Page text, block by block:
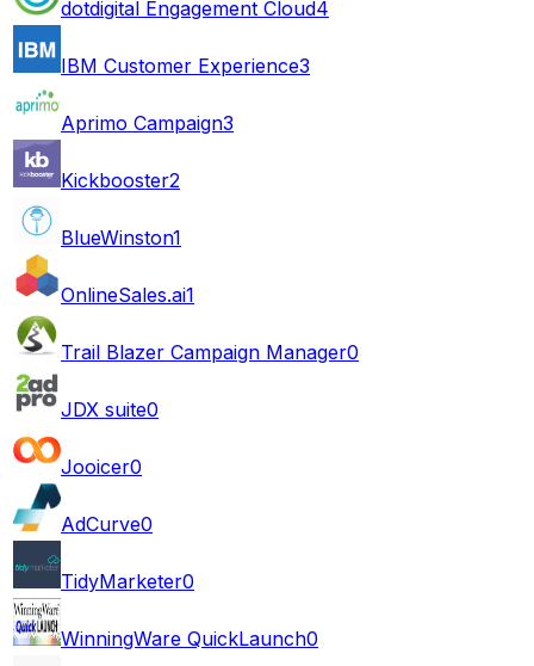
dotdigital Engagement Cloud4
IBM Customer Experience3
Aprimo Campaign3
Kickbooster2
BlueWinston1
OnlineSales.ai1
Trail Blazer Campaign Manager0
JDX suite0
Jooicer0
AdCurve0
TidyMarketer0
WinningWare QuickLaunch0